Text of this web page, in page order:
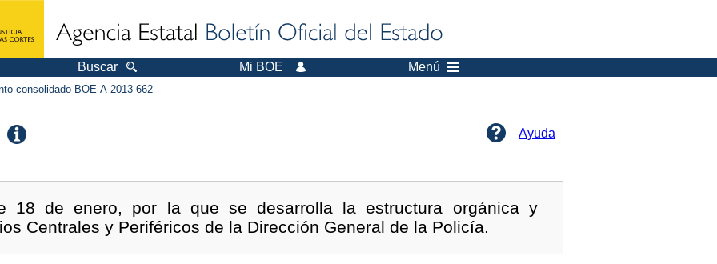
Buscar Mi BOE Menú
consolidado BOE-A-2013-662
Ayuda
18 de enero, por la que se desarrolla la estructura orgánica y
Centrales y Periféricos de la Dirección General de la Policía.